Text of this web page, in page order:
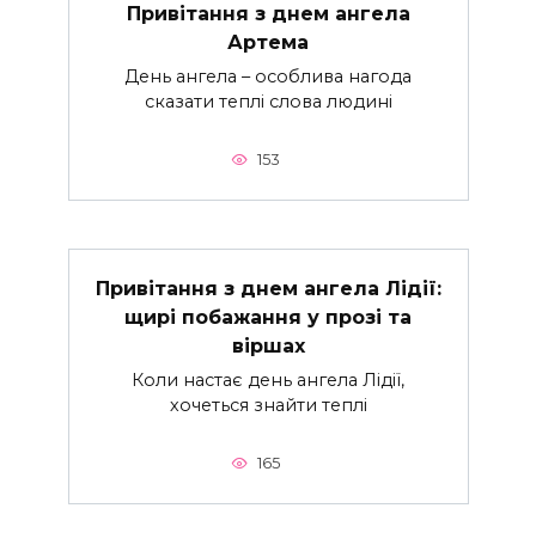
Привітання з днем ангела
Артема
День ангела – особлива нагода
сказати теплі слова людині
153
Привітання з днем ангела Лідії:
щирі побажання у прозі та
віршах
Коли настає день ангела Лідії,
хочеться знайти теплі
165